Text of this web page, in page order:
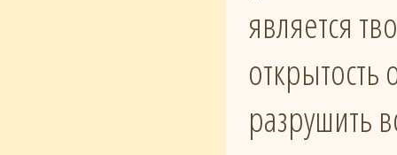
является
разрушить